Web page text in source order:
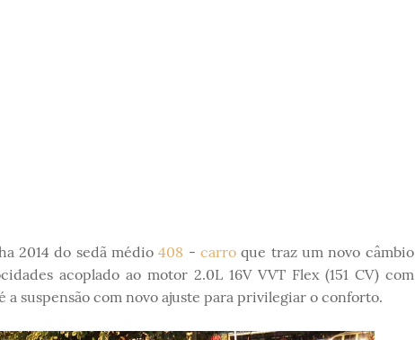
2014 do sedã médio408 - carroque traz um novo câmbio
acoplado ao motor 2.0L 16V VVT Flex (151 CV) com
suspensão com novo ajuste para privilegiar o conforto.